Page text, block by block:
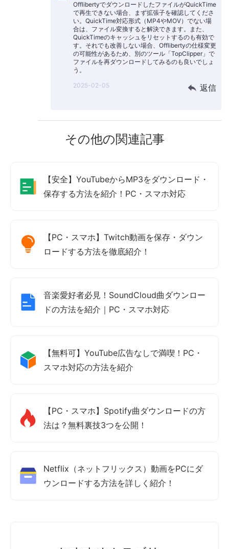
OfflibertyでダウンロードしたファイルがQuickTime
で再生できない場合、まず拡張子を確認してくださ
い。QuickTime対応形式（MP4やMOV）でない場
合は、ファイル変換すると解決できます。また、
QuickTimeのキャッシュをリセットするのも有効で
す。それでも改善しない場合、Offlibertyの仕様変更
の可能性があるため、別のツール「TopClipper」で
ファイルを再ダウンロードしてみるのも良いでしょ
う。
2025-02-05
返信
その他の関連記事
【安全】YouTubeからMP3をダウンロード・
保存する方法を紹介！PC・スマホ対応
【PC・スマホ】Twitch動画を保存・ダウン
ロードする方法を徹底紹介！
音楽愛好者必見！SoundCloud曲ダウンロー
ドの方法を紹介｜PC・スマホ対応
【無料可】YouTube広告なしで満喫！PC・
スマホ対応の方法を紹介
【PC・スマホ】Spotify曲ダウンロードの方
法は？無料裏技3つを公開！
Netflix（ネットフリックス）動画をPCにダ
ウンロードする方法を詳しく紹介！